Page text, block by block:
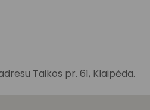
Taikos pr. 61, Klaipėda.